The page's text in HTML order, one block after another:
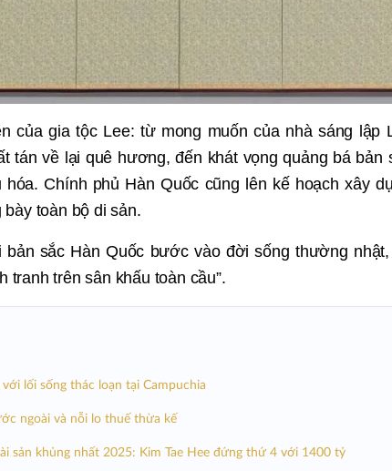
của gia tộc Lee: từ mong muốn của nhà sáng lập
tán về lại quê hương, đến khát vọng quảng bá bản
Chính phủ Hàn Quốc cũng lên kế hoạch xây
toàn bộ di sản.
bản sắc Hàn Quốc bước vào đời sống thường
tranh trên sân khấu toàn cầu”.
lối sống thác loạn tại Campuchia
ngoài và nỗi lo thuế thừa kế
sản khủng nhất 2025: Kim Tae Hee đứng thứ 4 với 1400 tỷ